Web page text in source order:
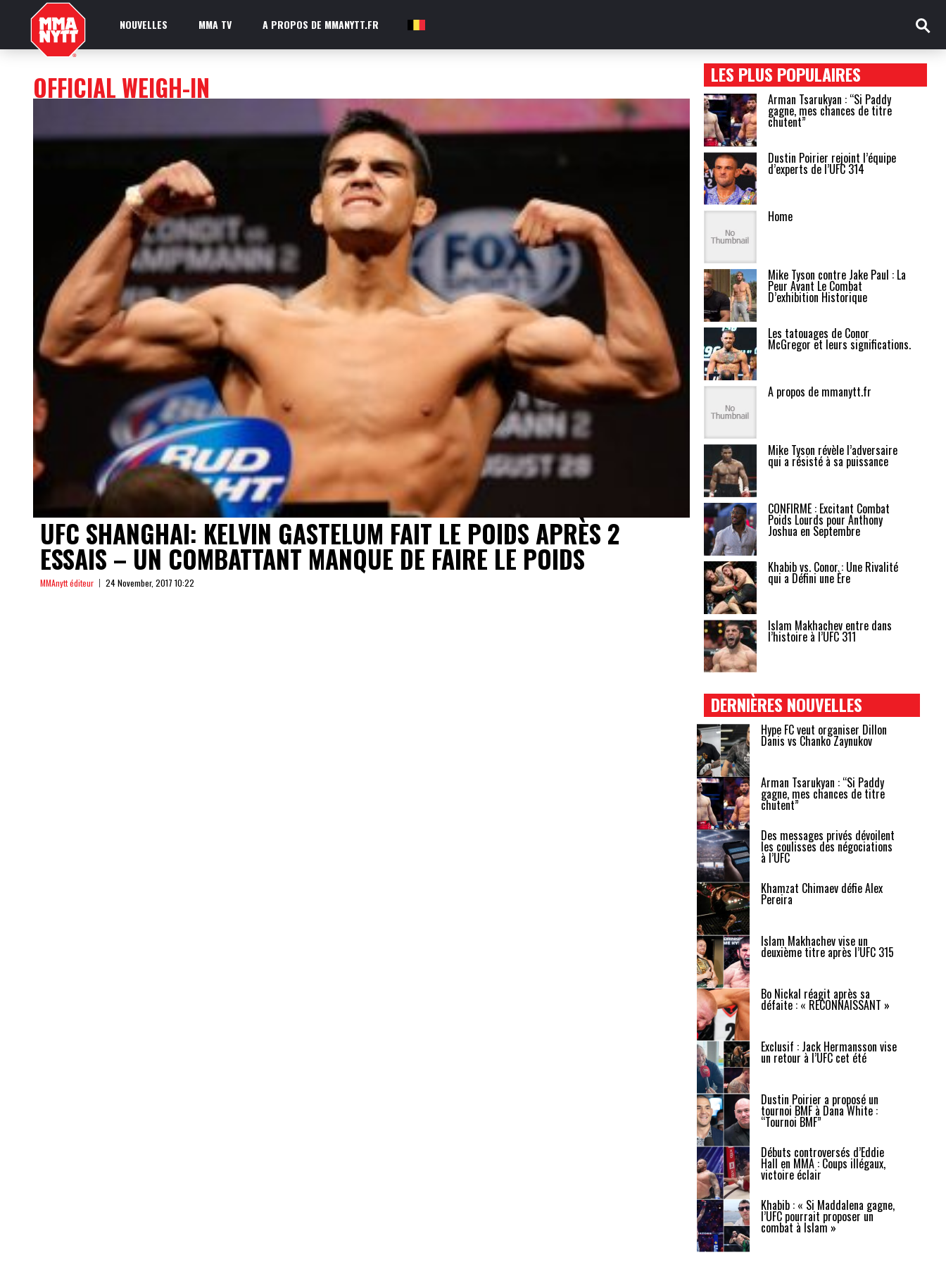
NOUVELLES MMA TV A PROPOS DE MMANYTT.FR FR
OFFICIAL WEIGH-IN
UFC SHANGHAI: KELVIN GASTELUM FAIT LE POIDS APRÈS 2
ESSAIS – UN COMBATTANT MANQUE DE FAIRE LE POIDS
MMAnytt éditeur 24 November, 2017 10:22
LES PLUS POPULAIRES
Arman Tsarukyan : “Si Paddy
gagne, mes chances de titre
chutent”
Dustin Poirier rejoint l’équipe
d’experts de l’UFC 314
Home
Mike Tyson contre Jake Paul : La
Peur Avant Le Combat
D’exhibition Historique
Les tatouages de Conor
McGregor et leurs significations.
A propos de mmanytt.fr
Mike Tyson révèle l’adversaire
qui a résisté à sa puissance
CONFIRMÉ : Excitant Combat
Poids Lourds pour Anthony
Joshua en Septembre
Khabib vs. Conor : Une Rivalité
qui a Défini une Ère
Islam Makhachev entre dans
l’histoire à l’UFC 311
DERNIÈRES NOUVELLES
Hype FC veut organiser Dillon
Danis vs Chanko Zaynukov
Arman Tsarukyan : “Si Paddy
gagne, mes chances de titre
chutent”
Des messages privés dévoilent
les coulisses des négociations
à l’UFC
Khamzat Chimaev défie Alex
Pereira
Islam Makhachev vise un
deuxième titre après l’UFC 315
Bo Nickal réagit après sa
défaite : « RECONNAISSANT »
Exclusif : Jack Hermansson vise
un retour à l’UFC cet été
Dustin Poirier a proposé un
tournoi BMF à Dana White :
“Tournoi BMF”
Débuts controversés d’Eddie
Hall en MMA : Coups illégaux,
victoire éclair
Khabib : « Si Maddalena gagne,
l’UFC pourrait proposer un
combat à Islam »